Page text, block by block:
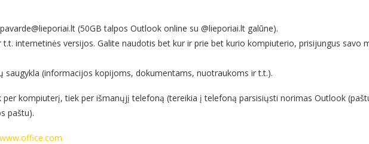
(50GB talpos Outlook online su @lieporiai.lt galūne).
internetinės versijos. Galite naudotis bet kur ir prie bet kurio kompiuterio, prisijungus savo
saugykla (informacijos kopijoms, dokumentams, nuotraukoms ir t.t.).
per kompiuterį, tiek per išmanųjį telefoną (tereikia į telefoną parsisiųsti norimas Outlook
paštu).
www.office.com